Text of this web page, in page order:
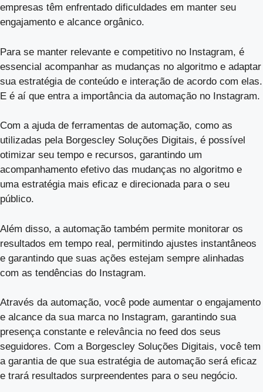
empresas têm enfrentado dificuldades em manter seu
engajamento e alcance orgânico.
Para se manter relevante e competitivo no Instagram, é
essencial acompanhar as mudanças no algoritmo e adaptar
sua estratégia de conteúdo e interação de acordo com elas.
E é aí que entra a importância da automação no Instagram.
Com a ajuda de ferramentas de automação, como as
utilizadas pela Borgescley Soluções Digitais, é possível
otimizar seu tempo e recursos, garantindo um
acompanhamento efetivo das mudanças no algoritmo e
uma estratégia mais eficaz e direcionada para o seu
público.
Além disso, a automação também permite monitorar os
resultados em tempo real, permitindo ajustes instantâneos
e garantindo que suas ações estejam sempre alinhadas
com as tendências do Instagram.
Através da automação, você pode aumentar o engajamento
e alcance da sua marca no Instagram, garantindo sua
presença constante e relevância no feed dos seus
seguidores. Com a Borgescley Soluções Digitais, você tem
a garantia de que sua estratégia de automação será eficaz
e trará resultados surpreendentes para o seu negócio.